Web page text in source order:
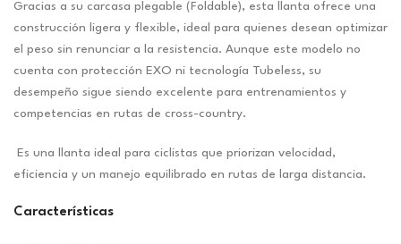
Gracias a su carcasa plegable (Foldable), esta llanta ofrece una
construcción ligera y flexible, ideal para quienes desean optimizar
el peso sin renunciar a la resistencia. Aunque este modelo no
cuenta con protección EXO ni tecnología Tubeless, su
desempeño sigue siendo excelente para entrenamientos y
competencias en rutas de cross-country.
Es una llanta ideal para ciclistas que priorizan velocidad,
eficiencia y un manejo equilibrado en rutas de larga distancia.
Características